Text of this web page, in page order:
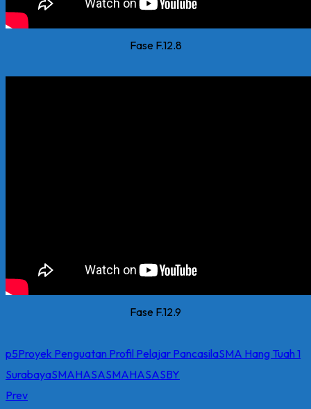
Fase F.12.8
Fase F.12.9
p5Proyek Penguatan Profil Pelajar PancasilaSMA Hang Tuah 1
SurabayaSMAHASASMAHASASBY
Prev